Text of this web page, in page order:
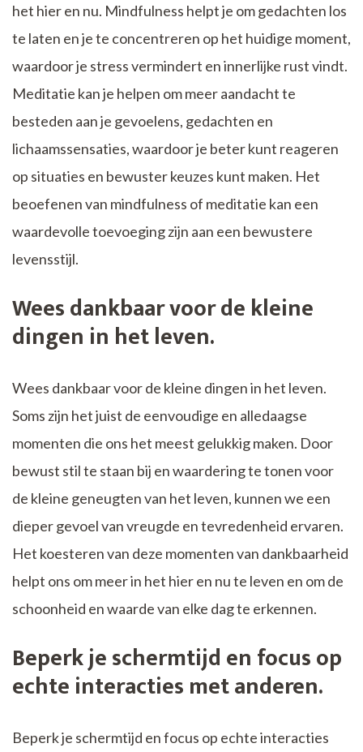
het hier en nu. Mindfulness helpt je om gedachten los
te laten en je te concentreren op het huidige moment,
waardoor je stress vermindert en innerlijke rust vindt.
Meditatie kan je helpen om meer aandacht te
besteden aan je gevoelens, gedachten en
lichaamssensaties, waardoor je beter kunt reageren
op situaties en bewuster keuzes kunt maken. Het
beoefenen van mindfulness of meditatie kan een
waardevolle toevoeging zijn aan een bewustere
levensstijl.
Wees dankbaar voor de kleine
dingen in het leven.
Wees dankbaar voor de kleine dingen in het leven.
Soms zijn het juist de eenvoudige en alledaagse
momenten die ons het meest gelukkig maken. Door
bewust stil te staan bij en waardering te tonen voor
de kleine geneugten van het leven, kunnen we een
dieper gevoel van vreugde en tevredenheid ervaren.
Het koesteren van deze momenten van dankbaarheid
helpt ons om meer in het hier en nu te leven en om de
schoonheid en waarde van elke dag te erkennen.
Beperk je schermtijd en focus op
echte interacties met anderen.
Beperk je schermtijd en focus op echte interacties